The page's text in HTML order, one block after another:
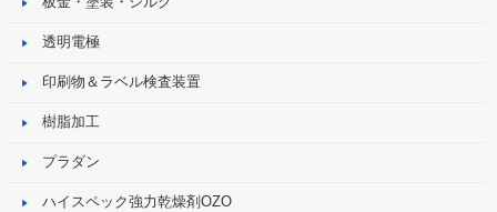
透明電極
印刷物＆ラベル検査装置
樹脂加工
プラダン
ハイスペック強力乾燥剤OZO